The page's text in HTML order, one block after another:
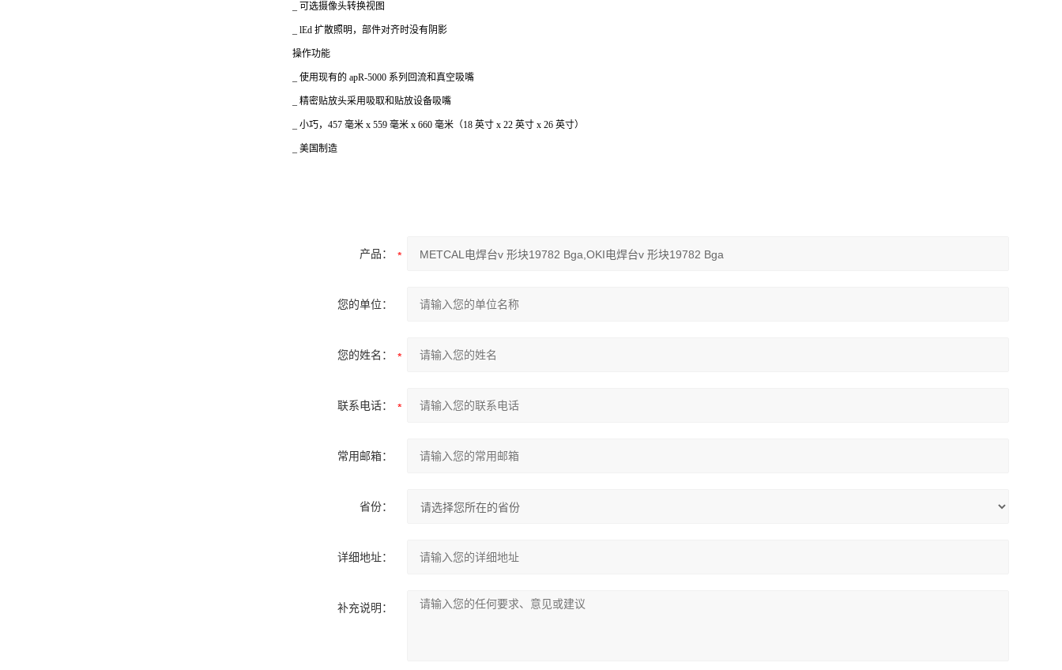
可选摄像头转换视图
_ lEd 扩散照明，部件对齐时没有阴影
操作功能
使用现有的 apR-5000 系列回流和真空吸嘴
精密贴放头采用吸取和贴放设备吸嘴
小巧，457 毫米 x 559 毫米 x 660 毫米（18 英寸 x 22 英寸 x 26 英寸）
美国制造
产品：
您的单位：
您的姓名：
联系电话：
常用邮箱：
省份：
详细地址：
补充说明：